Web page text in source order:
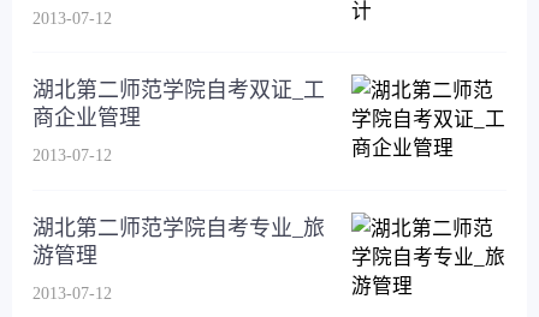
2013-07-12
湖北第二师范学院自考双证_工
商企业管理
2013-07-12
湖北第二师范学院自考专业_旅
游管理
2013-07-12